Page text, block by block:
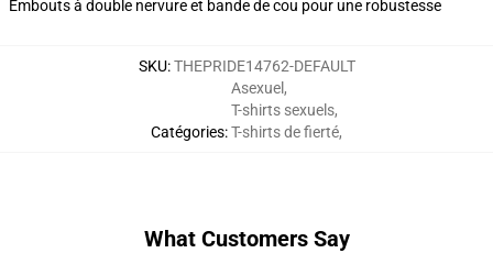
Embouts à double nervure et bande de cou pour une robustesse
SKU:THEPRIDE14762-DEFAULT
Catégories:
Asexuel ,
T-shirts sexuels,
T-shirts de fierté,
What Customers Say